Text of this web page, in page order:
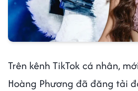
Trên kênh TikTok cá nhân,
Hoàng Phương đã đăng tải